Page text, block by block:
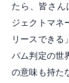
たら、皆さん
ジェクトマネ
リースできる
パム判定の世
の意味も持た